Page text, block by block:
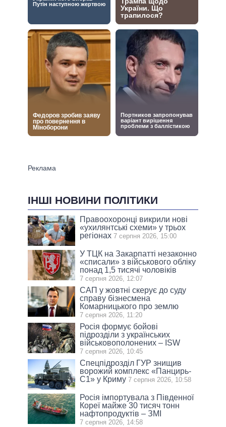
ІНШІ НОВИНИ ПОЛІТИКИ
Правоохоронці викрили нові
«ухилянтські схеми» у трьох
регіонах 7 серпня 2026, 15:00
У ТЦК на Закарпатті незаконно
«списали» з військового обліку
понад 1,5 тисячі чоловіків
7 серпня 2026, 12:07
САП у жовтні скерує до суду
справу бізнесмена
Комарницького про землю
7 серпня 2026, 11:20
Росія формує бойові
підрозділи з українських
військовополонених – ISW
7 серпня 2026, 10:45
Спецпідрозділ ГУР знищив
ворожий комплекс «Панцирь-
С1» у Криму 7 серпня 2026, 10:58
Росія імпортувала з Південної
Кореї майже 30 тисяч тонн
нафтопродуктів – ЗМІ
7 серпня 2026, 14:58